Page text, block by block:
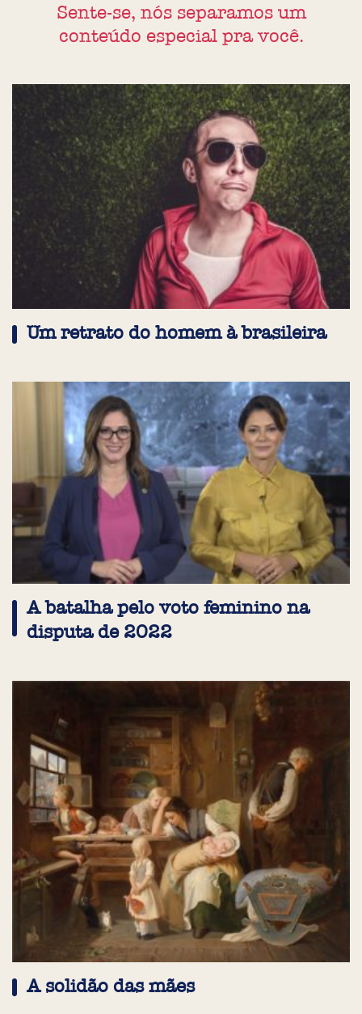
Sente-se, nós separamos um
conteúdo especial pra você.
Um retrato do homem à brasileira
A batalha pelo voto feminino na
disputa de 2022
A solidão das mães